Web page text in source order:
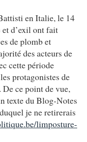
en Italie, le 14
et d’exil ont fait
de plomb et
des acteurs de
cette période
protagonistes de
ce point de vue,
texte du Blog-Notes
je ne retirerais
limposture-